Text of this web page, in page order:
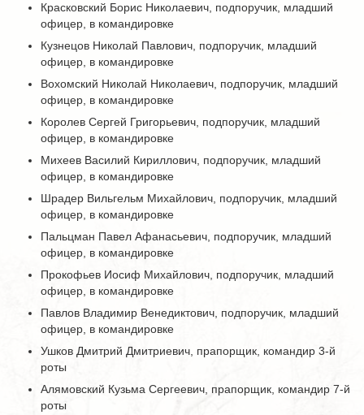
Красковский Борис Николаевич, подпоручик, младший
офицер, в командировке
Кузнецов Николай Павлович, подпоручик, младший
офицер, в командировке
Вохомский Николай Николаевич, подпоручик, младший
офицер, в командировке
Королев Сергей Григорьевич, подпоручик, младший
офицер, в командировке
Михеев Василий Кириллович, подпоручик, младший
офицер, в командировке
Шрадер Вильгельм Михайлович, подпоручик, младший
офицер, в командировке
Пальцман Павел Афанасьевич, подпоручик, младший
офицер, в командировке
Прокофьев Иосиф Михайлович, подпоручик, младший
офицер, в командировке
Павлов Владимир Венедиктович, подпоручик, младший
офицер, в командировке
Ушков Дмитрий Дмитриевич, прапорщик, командир 3-й
роты
Алямовский Кузьма Сергеевич, прапорщик, командир 7-й
роты